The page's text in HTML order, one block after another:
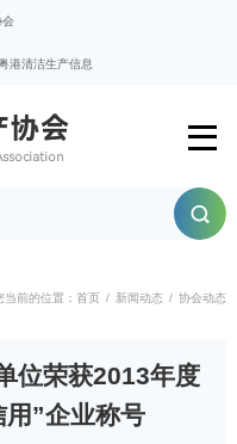
会
港清洁生产信息
当前的位置：首页 / 新闻动态 / 协会动态
位荣获2013年度
用”企业称号